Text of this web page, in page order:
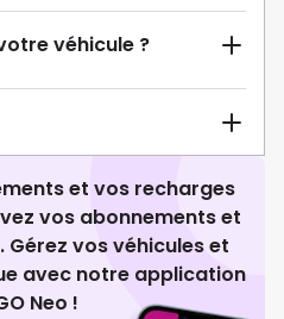
véhicule ?
et vos recharges
vos abonnements et
vos véhicules et
avec notre application
Neo !